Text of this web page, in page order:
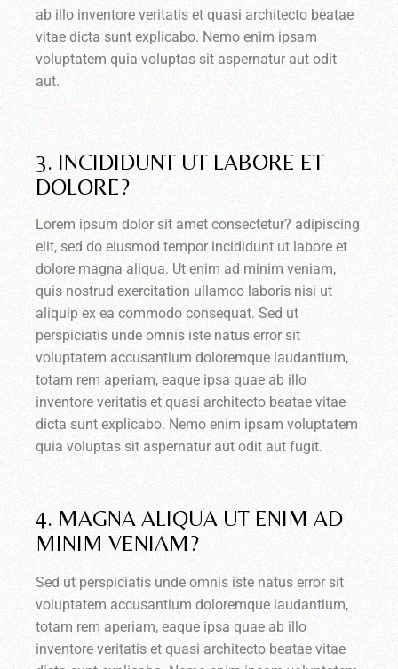
ab illo inventore veritatis et quasi architecto beatae
vitae dicta sunt explicabo. Nemo enim ipsam
voluptatem quia voluptas sit aspernatur aut odit
aut.
3. INCIDIDUNT UT LABORE ET
DOLORE?
Lorem ipsum dolor sit amet consectetur? adipiscing
elit, sed do eiusmod tempor incididunt ut labore et
dolore magna aliqua. Ut enim ad minim veniam,
quis nostrud exercitation ullamco laboris nisi ut
aliquip ex ea commodo consequat. Sed ut
perspiciatis unde omnis iste natus error sit
voluptatem accusantium doloremque laudantium,
totam rem aperiam, eaque ipsa quae ab illo
inventore veritatis et quasi architecto beatae vitae
dicta sunt explicabo. Nemo enim ipsam voluptatem
quia voluptas sit aspernatur aut odit aut fugit.
4. MAGNA ALIQUA UT ENIM AD
MINIM VENIAM?
Sed ut perspiciatis unde omnis iste natus error sit
voluptatem accusantium doloremque laudantium,
totam rem aperiam, eaque ipsa quae ab illo
inventore veritatis et quasi architecto beatae vitae